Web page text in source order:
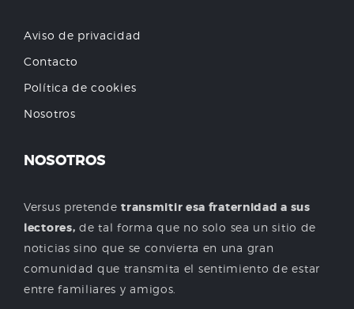
Aviso de privacidad
Contacto
Política de cookies
Nosotros
NOSOTROS
Versus pretendetransmitir esa fraternidad a sus
lectores, de tal forma que no solo sea un sitio de
noticias sino que se convierta en una gran
comunidad que transmita el sentimiento de estar
entre familiares y amigos.